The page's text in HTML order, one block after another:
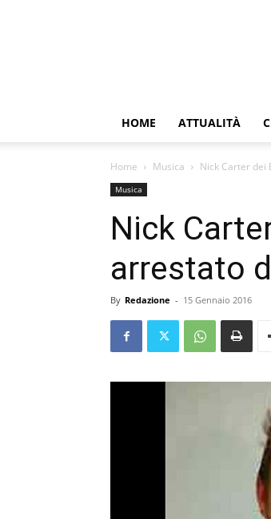
HOME ATTUALITÀ
Home Musica Nick Carter dei
Musica
Nick
arrestato
By Redazione - 15 Gennaio 2016